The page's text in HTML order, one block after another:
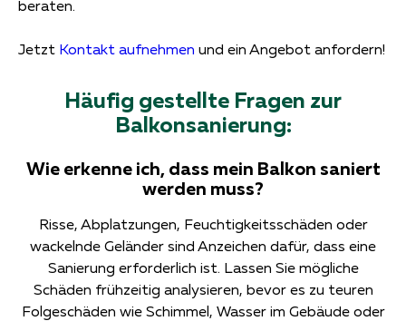
beraten.
Jetzt Kontakt aufnehmen und ein Angebot anfordern!
Häufig gestellte Fragen zur
Balkonsanierung:
Wie erkenne ich, dass mein Balkon saniert
werden muss?
Risse, Abplatzungen, Feuchtigkeitsschäden oder
wackelnde Geländer sind Anzeichen dafür, dass eine
Sanierung erforderlich ist. Lassen Sie mögliche
Schäden frühzeitig analysieren, bevor es zu teuren
Folgeschäden wie Schimmel, Wasser im Gebäude oder